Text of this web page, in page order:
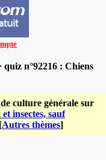
quiz n°92216 : Chiens
culture générale sur
insectes, sauf
[Autres thèmes]